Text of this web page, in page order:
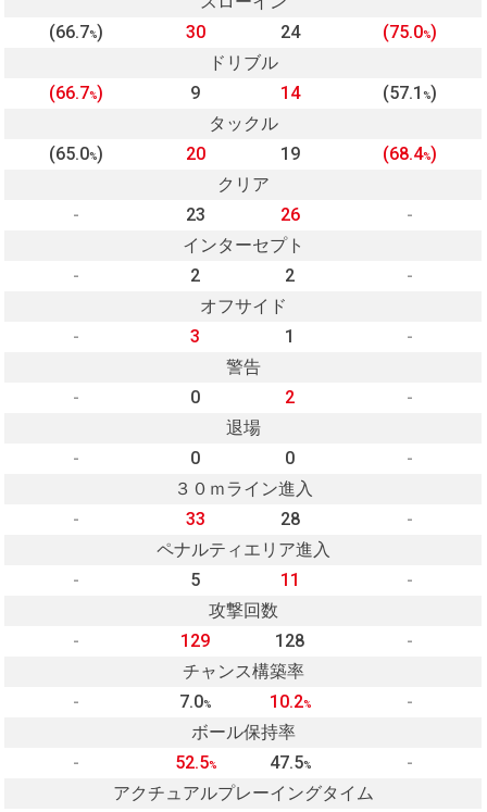
(66.7%) 30 24 (75.0%)
ドリブル
(66.7%) 9 14 (57.1 %)
タックル
(65.0%) 20 19 (68.4%)
クリア
-
23 26
-
インターセプト
-
2 2
-
オフサイド
-
3 1
-
警告
-
0 2
-
退場
-
0 0
-
３０ｍライン進入
-
33 28
-
ペナルティエリア進入
-
5 11
-
攻撃回数
-
129 128
-
チャンス構築率
-
7.0% 10.2%
-
ボール保持率
-
52.5% 47.5%
-
アクチュアルプレーイングタイム